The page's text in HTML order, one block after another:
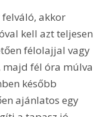
felváló, akkor
kell azt teljesen
félolajjal vagy
majd fél óra múlva
később
ajánlatos egy